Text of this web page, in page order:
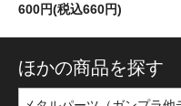
600円(税込660円)
ほかの商品を探す